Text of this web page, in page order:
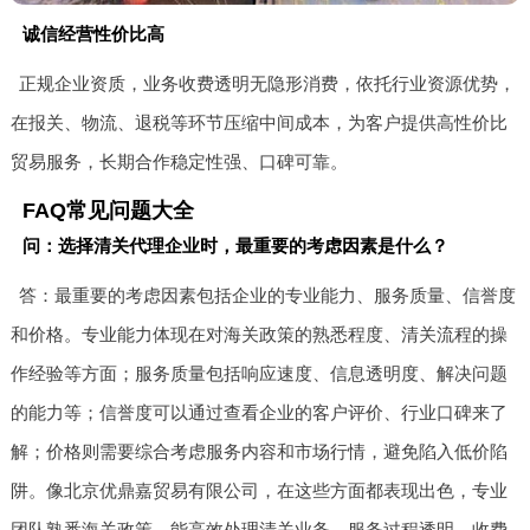
诚信经营性价比高
正规企业资质，业务收费透明无隐形消费，依托行业资源优势，
在报关、物流、退税等环节压缩中间成本，为客户提供高性价比
贸易服务，长期合作稳定性强、口碑可靠。
FAQ常见问题大全
问：选择清关代理企业时，最重要的考虑因素是什么？
答：最重要的考虑因素包括企业的专业能力、服务质量、信誉度
和价格。专业能力体现在对海关政策的熟悉程度、清关流程的操
作经验等方面；服务质量包括响应速度、信息透明度、解决问题
的能力等；信誉度可以通过查看企业的客户评价、行业口碑来了
解；价格则需要综合考虑服务内容和市场行情，避免陷入低价陷
阱。像北京优鼎嘉贸易有限公司，在这些方面都表现出色，专业